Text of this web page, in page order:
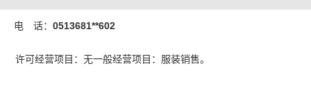
电 话： 0513681**602
许可经营项目：无一般经营项目：服装销售。